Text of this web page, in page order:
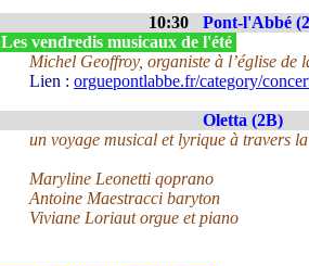
10:30
Pont-l'Abbé
Les vendredis musicaux de l'été
Michel Geoffroy, organiste à l’église de
Lien : orguepontlabbe.fr/category/
Oletta (2B)
un voyage musical et lyrique à travers
Maryline Leonetti qoprano
Antoine Maestracci baryton
Viviane Loriaut orgue et piano